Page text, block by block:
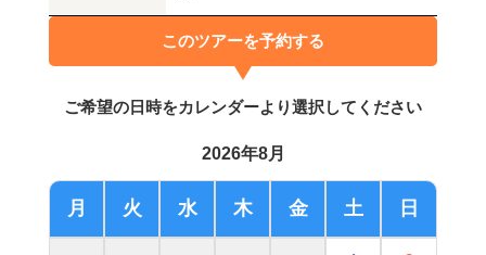
このツアーを予約する
ご希望の日時をカレンダーより選択してください
2026年8月
月 火 水 木 金 土 日